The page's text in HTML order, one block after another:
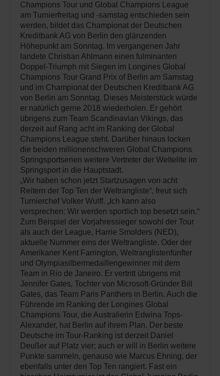
Champions Tour und Global Champions League
am Turnierfreitag und -samstag entschieden sein
werden, bildet das Championat der Deutschen
Kreditbank AG von Berlin den glänzenden
Höhepunkt am Sonntag. Im vergangenen Jahr
landete Christian Ahlmann einen fulminanten
Doppel-Triumph mit Siegen im Longines Global
Champions Tour Grand Prix of Berlin am Samstag
und im Championat der Deutschen Kreditbank AG
von Berlin am Sonntag. Dieses Meisterstück würde
er natürlich gerne 2018 wiederholen. Er gehört
übrigens zum Team Scandinavian Vikings, das
derzeit auf Rang acht im Ranking der Global
Champions League steht. Darüber hinaus locken
die beiden millionenschweren Global Champions
Springsportserien weitere Vertreter der Weltelite im
Springsport in die Hauptstadt.
„Wir haben schon jetzt Startzusagen von acht
Reitern der Top Ten der Weltrangliste“, freut sich
Turnierchef Volker Wulff. „Ich kann also
versprechen: Wir werden sportlich top besetzt sein.“
Zum Beispiel der Vorjahressieger sowohl der Tour
als auch der League, Harrie Smolders (NED),
aktuelle Nummer eins der Weltrangliste. Oder der
Amerikaner Kent Farrington, Weltranglistenfünfter
und Olympiasilbermedaillengewinner mit dem
Team in Rio de Janeiro. Er vertritt übrigens mit
Jennifer Gates, Tochter von Microsoft-Gründer Bill
Gates, das Team Paris Panthers in Berlin. Auch die
Führende im Ranking der Longines Global
Champions Tour, die Australierin Edwina Tops-
Alexander, hat Berlin auf ihrem Plan. Der beste
Deutsche im Tour-Ranking ist derzeit Daniel
Deußer auf Platz vier; auch er will in Berlin weitere
Punkte sammeln, genauso wie Marcus Ehning, der
ebenfalls unter den Top Ten rangiert. Fast ein